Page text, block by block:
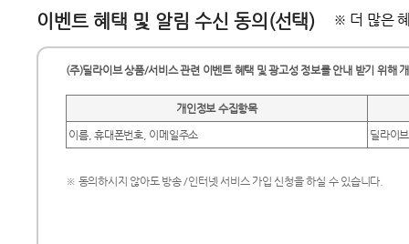
방송,인터넷 상품 약정할인 정기 계약에 따른 할인
설치비 설치비 면제시 1년 이
이벤트 혜택 및 알림 수신 동의(선택) ※ 더 많은
(주)딜라이브 상품/서비스 관련 이벤트 혜택 및 광고성 정보를 안내 받기 위해
개인정보 수집항목
이름, 휴대폰번호, 이메일주소 딜라이
※ 동의하시지 않아도 방송 /인터넷 서비스 가입 신청을 하실 수 있습니다.